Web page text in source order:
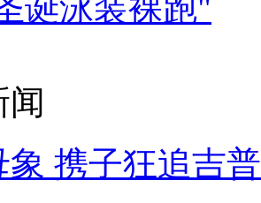
诞泳装裸跑"
闻
象 携子狂追吉